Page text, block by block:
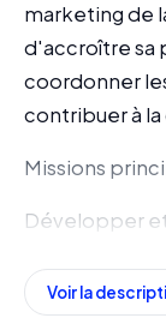
marketing de
d'accroître sa
coordonner
contribuer à la
Missions
Développer
marché
Voir la